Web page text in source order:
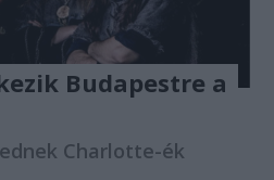
Budapestre a
Charlotte-ék